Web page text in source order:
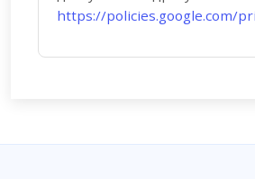
https://policies.google.com/